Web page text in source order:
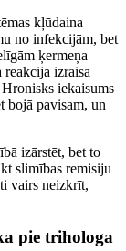
kļūdaina
no infekcijām, bet
ķermeņa
izraisa
iekaisums
bojā pavisam, un
izārstēt, bet to
slimības remisiju
vairs neizkrīt,
pie trihologa